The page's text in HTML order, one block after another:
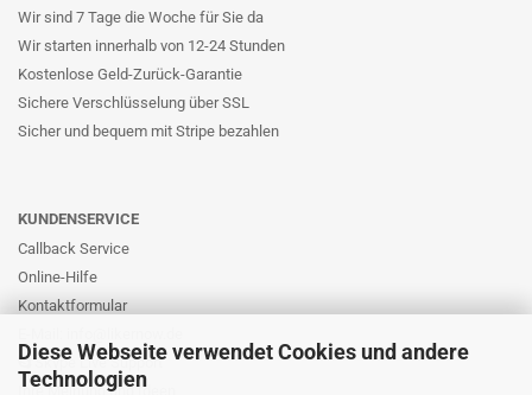
Diese Webseite verwendet Cookies und andere
Technologien
Wir sind 7 Tage die Woche für Sie da
Wir starten innerhalb von 12-24 Stunden
Kostenlose Geld-Zurück-Garantie
Sichere Verschlüsselung über SSL
Sicher und bequem mit Stripe bezahlen
KUNDENSERVICE
Callback Service
Online-Hilfe
Kontaktformular
Skype Live Support
Ihre Meinung und Ideen